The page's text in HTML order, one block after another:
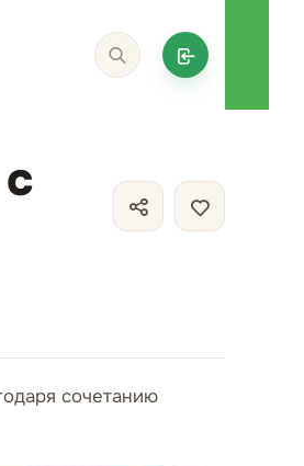
сочетанию